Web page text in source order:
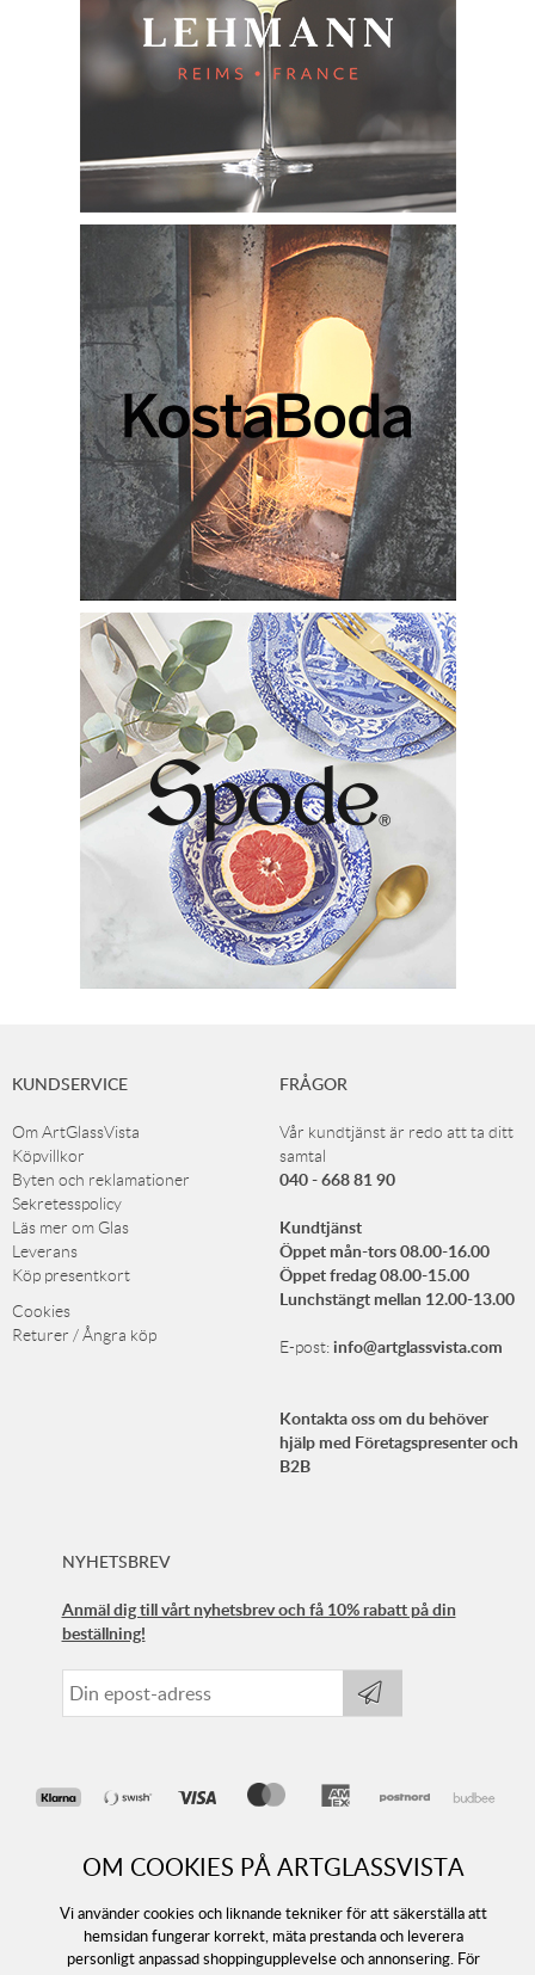
OM COOKIES PÅ ARTGLASSVISTA
Vi använder cookies och liknande tekniker för att säkerställa att
hemsidan fungerar korrekt, mäta prestanda och leverera
personligt anpassad shoppingupplevelse och annonsering. För
KUNDSERVICE
Om ArtGlassVista
Köpvillkor
Byten och reklamationer
Sekretesspolicy
Läs mer om Glas
Leverans
Köp presentkort
Cookies
Returer / Ångra köp
FRÅGOR
Vår kundtjänst är redo att ta ditt
samtal
040 - 668 81 90
Kundtjänst
Öppet mån-tors 08.00-16.00
Öppet fredag 08.00-15.00
Lunchstängt mellan 12.00-13.00
E-post:info@artglassvista.com
Kontakta oss om du behöver
hjälp med Företagspresenter och
B2B
NYHETSBREV
Anmäl dig till vårt nyhetsbrev och få 10% rabatt på din
beställning!